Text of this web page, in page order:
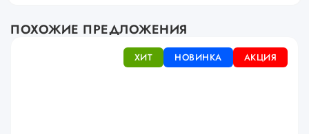
ПОХОЖИЕ ПРЕДЛОЖЕНИЯ
АКЦИЯ
НОВИНКА
ХИТ